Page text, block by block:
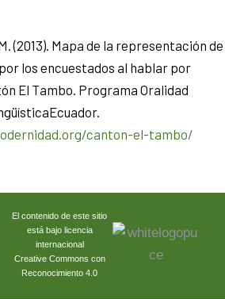
(2013). Mapa de la representación de
los encuestados al hablar por
El Tambo. Programa Oralidad
canton-el-tambo/
El contenido de este sitio
está bajo licencia
internacional
Creative Commons con
Reconocimiento 4.0